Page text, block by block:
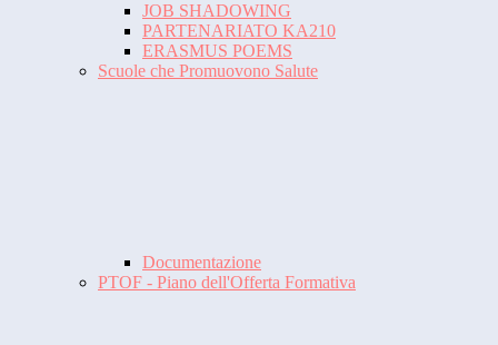
JOB SHADOWING
PARTENARIATO KA210
ERASMUS POEMS
Scuole che Promuovono Salute
Documentazione
PTOF - Piano dell'Offerta Formativa